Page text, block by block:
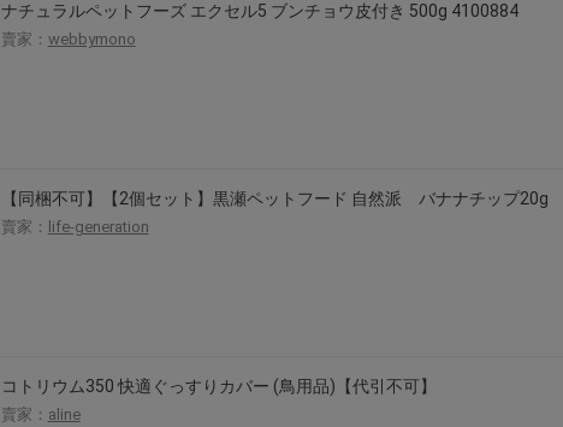
ナチュラルペットフーズ エクセル5 ブンチョウ皮付き 500g 4100884
賣家： webbymono
【同梱不可】【2個セット】黒瀬ペットフード 自然派 バナナチップ20g
賣家： life-generation
コトリウム350 快適ぐっすりカバー (鳥用品)【代引不可】
賣家： aline